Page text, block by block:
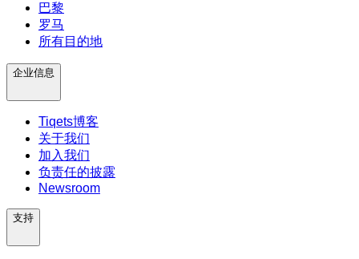
巴黎
罗马
所有目的地
企业信息
Tiqets博客
关于我们
加入我们
负责任的披露
Newsroom
支持